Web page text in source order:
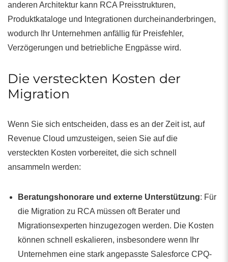
anderen Architektur kann RCA Preisstrukturen,
Produktkataloge und Integrationen durcheinanderbringen,
wodurch Ihr Unternehmen anfällig für Preisfehler,
Verzögerungen und betriebliche Engpässe wird.
Die versteckten Kosten der
Migration
Wenn Sie sich entscheiden, dass es an der Zeit ist, auf
Revenue Cloud umzusteigen, seien Sie auf die
versteckten Kosten vorbereitet, die sich schnell
ansammeln werden:
Beratungshonorare und externe Unterstützung: Für
die Migration zu RCA müssen oft Berater und
Migrationsexperten hinzugezogen werden. Die Kosten
können schnell eskalieren, insbesondere wenn Ihr
Unternehmen eine stark angepasste Salesforce CPQ-